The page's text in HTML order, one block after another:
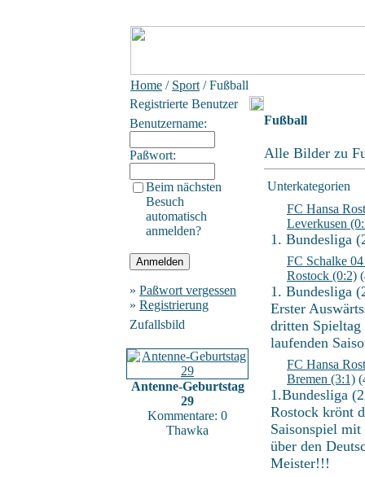
Home / Sport / Fußball
Registrierte Benutzer
Benutzername:
Paßwort:
Beim nächsten
Besuch
automatisch
anmelden?
» Paßwort vergessen
» Registrierung
Zufallsbild
Antenne-Geburtstag
29
Kommentare: 0
Thawka
Fußball
Alle Bilder zu
Unterkategorien
FC Hansa
Leverkusen
1. Bundesliga
FC Schalke
Rostock (0:2)
1. Bundesliga
Erster
dritten Spieltag
laufenden
FC Hansa
Bremen (3:1)
1.Bundesliga
Rostock krönt
Saisonspiel mit
über den
Meister!!!